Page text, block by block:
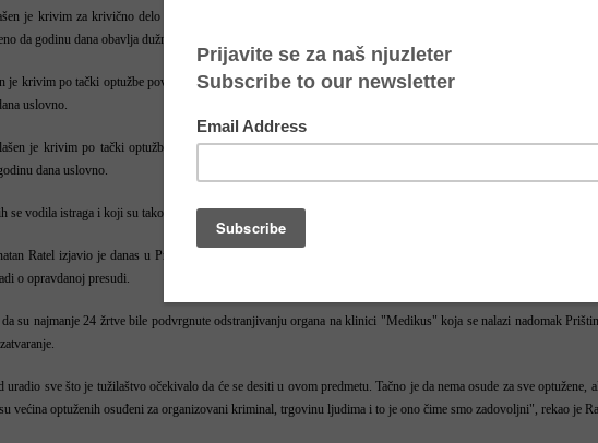
je krivim za krivično delo nanošenja teških telesnih povreda i osuđen je na kaznu zatvora u trajanju od tri
da godinu dana obavlja dužnosti profesionalnog anesteziologa.
je krivim po tački optužbe povezane sa krivičnim delom nanošenja teških telesnih povreda i osuđen je na kaznu
uslovno.
je krivim po tački optužbe povezane sa krivičnim delom nanošenja teških telesnih povreda i osuđen je na
dana uslovno.
se vodila istraga i koji su takođe kosovski Albanci oslobođeni su.
Ratel izjavio je danas u Prištini na konferenciji za novinare u sedištu Euleksa u Prištini da je zadovoljan
o opravdanoj presudi.
da su najmanje 24 žrtve bile podvrgnute odstranjivanju organa na klinici "Medikus" koja se nalazi nadomak
uradio sve što je tužilaštvo očekivalo da će se desiti u ovom predmetu. Tačno je da nema osude za sve optužene,
većina optuženih osuđeni za organizovani kriminal, trgovinu ljudima i to je ono čime smo zadovoljni", rekao je